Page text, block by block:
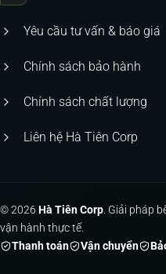
Yêu cầu tư vấn & báo giá
Chính sách bảo hành
Chính sách chất lượng
Liên hệ Hà Tiên Corp
© 2026 Hà Tiên Corp . Giải pháp
vận hành thực tế.
Thanh toán
Vận chuyển